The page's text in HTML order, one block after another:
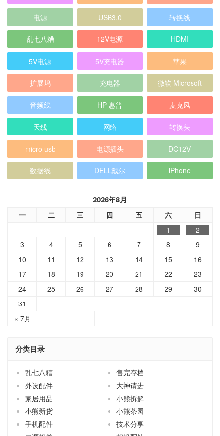
电源 USB3.0 转换线
乱七八糟 12V电源 HDMI
5V电源 5V充电器 苹果
扩展坞 充电器 微软 Microsoft
音频线 HP 惠普 麦克风
天线 网络 转换头
micro usb 电源插头 DC12V
数据线 DELL戴尔 iPhone
2026年8月
一 二 三 四 五 六 日
« 7月
1
2
3
4 5 6 7 8
9
10
11 12 13 14 15
16
17
18 19 20 21 22
23
24
25 26 27 28 29
30
31
分类目录
乱七八糟
售完存档
外设配件
大神请进
家居用品
小熊拆解
小熊新货
小熊茶园
手机配件
技术分享